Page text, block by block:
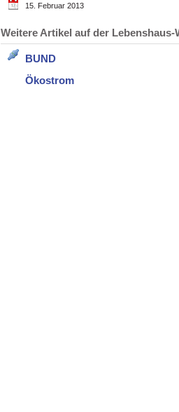
15. Februar 2013
Weitere Artikel auf der
BUND
Ökostrom